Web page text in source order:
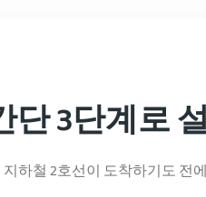
단 3단계로
지하철 2호선이 도착하기도 전